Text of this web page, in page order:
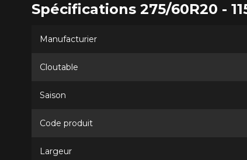
Spécifications 275/60R20 -
Manufacturier
Cloutable
Saison
Code produit
Largeur